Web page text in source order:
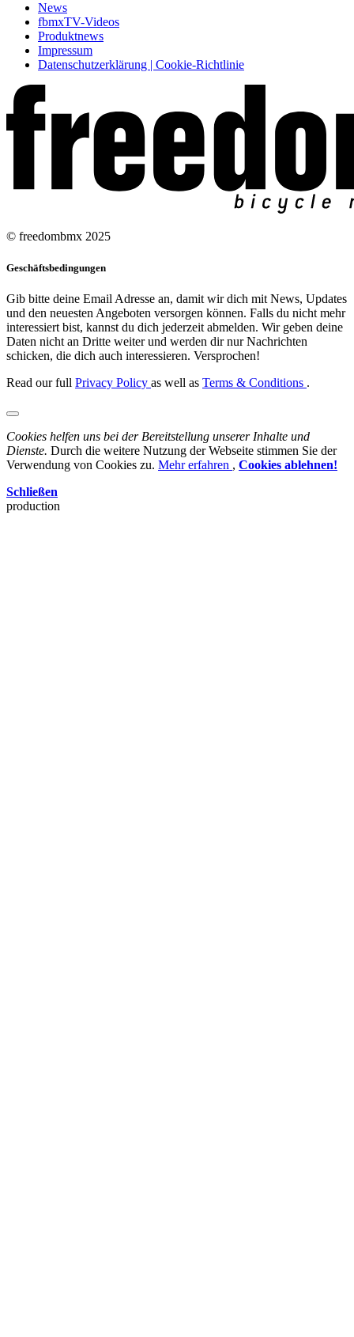
News
fbmxTV-Videos
Produktnews
Impressum
Datenschutzerklärung | Cookie-Richtlinie
© freedombmx 2025
Geschäftsbedingungen
Gib bitte deine Email Adresse an, damit wir dich mit News, Updates
und den neuesten Angeboten versorgen können. Falls du nicht mehr
interessiert bist, kannst du dich jederzeit abmelden. Wir geben deine
Daten nicht an Dritte weiter und werden dir nur Nachrichten
schicken, die dich auch interessieren. Versprochen!
Read our full Privacy Policy as well as Terms & Conditions .
Cookies helfen uns bei der Bereitstellung unserer Inhalte und
Dienste. Durch die weitere Nutzung der Webseite stimmen Sie der
Verwendung von Cookies zu. Mehr erfahren , Cookies ablehnen!
Schließen
production